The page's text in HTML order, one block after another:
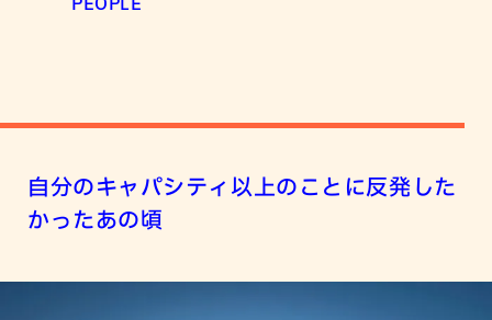
自分のキャパシティ以上のことに反発した
かったあの頃